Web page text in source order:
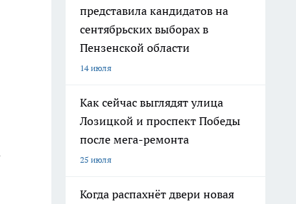
представила кандидатов на
сентябрьских выборах в
Пензенской области
14 июля
Как сейчас выглядят улица
Лозицкой и проспект Победы
после мега-ремонта
25 июля
Когда распахнёт двери новая